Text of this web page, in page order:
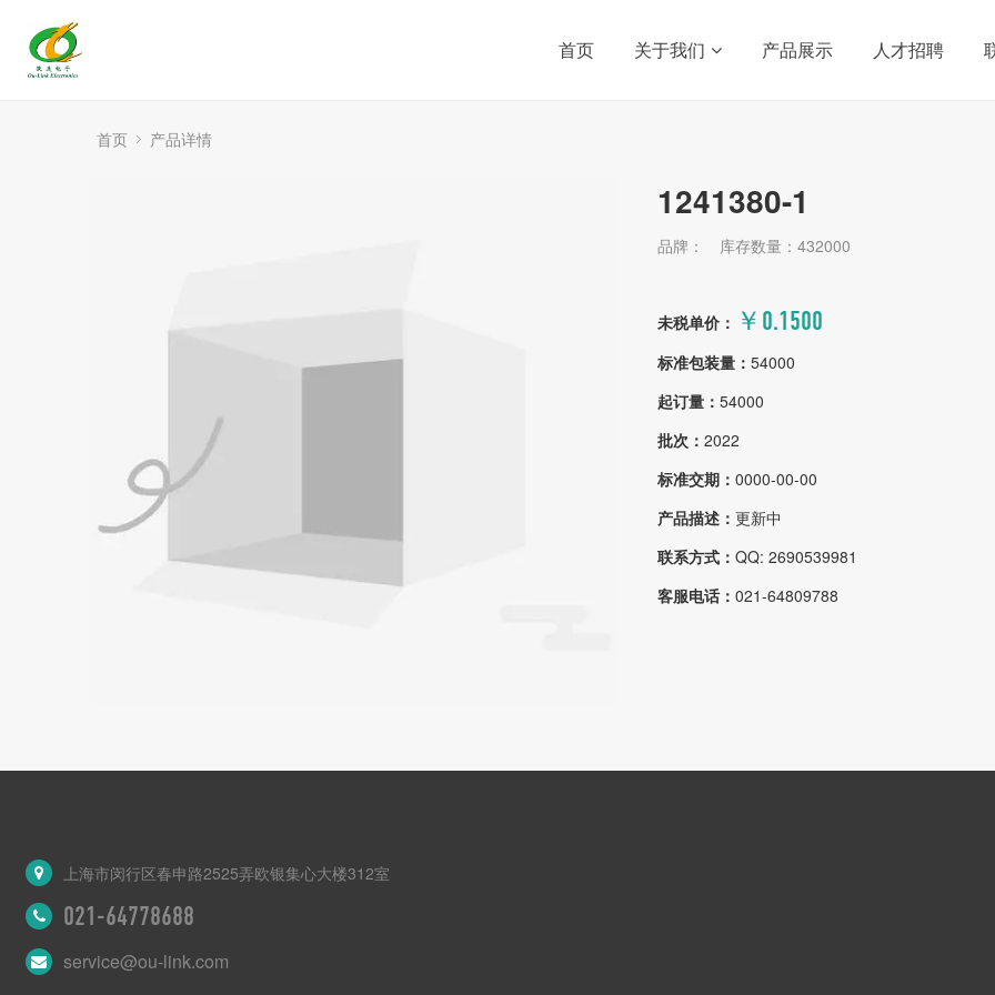
首页 关于我们 产品展示 人才招聘
首页 产品详情
1241380-1
品牌： 库存数量：432000
未税单价： ￥0.1500
标准包装量： 54000
起订量： 54000
批次： 2022
标准交期： 0000-00-00
产品描述： 更新中
联系方式： QQ: 2690539981
客服电话： 021-64809788
上海市闵行区春申路2525弄欧银集心大楼312室
021-64778688
service@ou-link.com